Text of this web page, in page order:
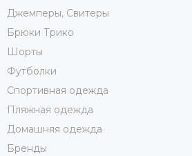
Джемперы, Свитеры
Брюки Трико
Шорты
Футболки
Спортивная одежда
Пляжная одежда
Домашняя одежда
Бренды